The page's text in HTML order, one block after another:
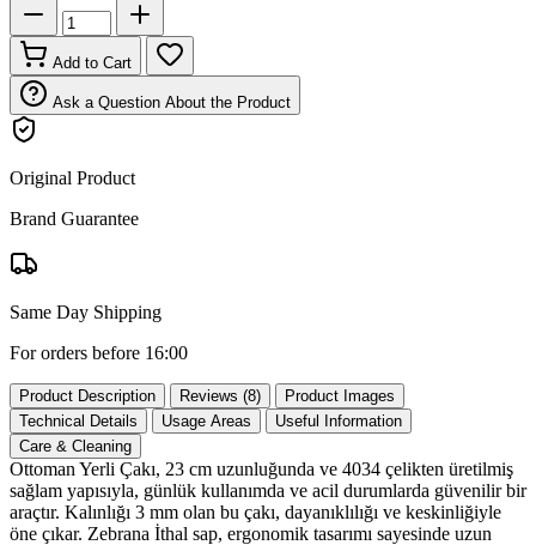
Add to Cart
Ask a Question About the Product
Original Product
Brand Guarantee
Same Day Shipping
For orders before 16:00
Product Description Reviews (8)
Product Images
Technical Details
Usage Areas
Useful Information
Care & Cleaning
Ottoman Yerli Çakı, 23 cm uzunluğunda ve 4034 çelikten üretilmiş
sağlam yapısıyla, günlük kullanımda ve acil durumlarda güvenilir bir
araçtır. Kalınlığı 3 mm olan bu çakı, dayanıklılığı ve keskinliğiyle
öne çıkar. Zebrana İthal sap, ergonomik tasarımı sayesinde uzun